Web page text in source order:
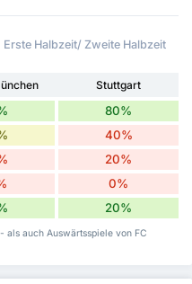
Erste Halbzeit/ Zweite Halbzeit
Stuttgart
80%
40%
20%
0%
20%
auch Auswärtsspiele von FC